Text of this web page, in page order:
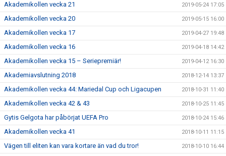
Akademikollen vecka 21 2019-05-24 17:05
Akademikollen vecka 20 2019-05-15 16:00
Akademikollen vecka 17 2019-04-27 19:48
Akademikollen vecka 16 2019-04-18 14:42
Akademikollen vecka 15 – Seriepremiär! 2019-04-12 16:30
Akademiavslutning 2018 2018-12-14 13:37
Akademikollen vecka 44: Mariedal Cup och Ligacupen 2018-10-31 11:40
Akademikollen vecka 42 & 43 2018-10-25 11:45
Gytis Gelgota har påbörjat UEFA Pro 2018-10-24 15:46
Akademikollen vecka 41 2018-10-11 11:15
Vägen till eliten kan vara kortare än vad du tror! 2018-10-10 16:44